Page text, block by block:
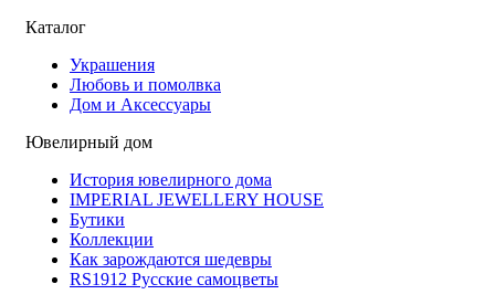
Каталог
Украшения
Любовь и помолвка
Дом и Аксессуары
Ювелирный дом
История ювелирного дома
IMPERIAL JEWELLERY HOUSE
Бутики
Коллекции
Как зарождаются шедевры
RS1912 Русские самоцветы